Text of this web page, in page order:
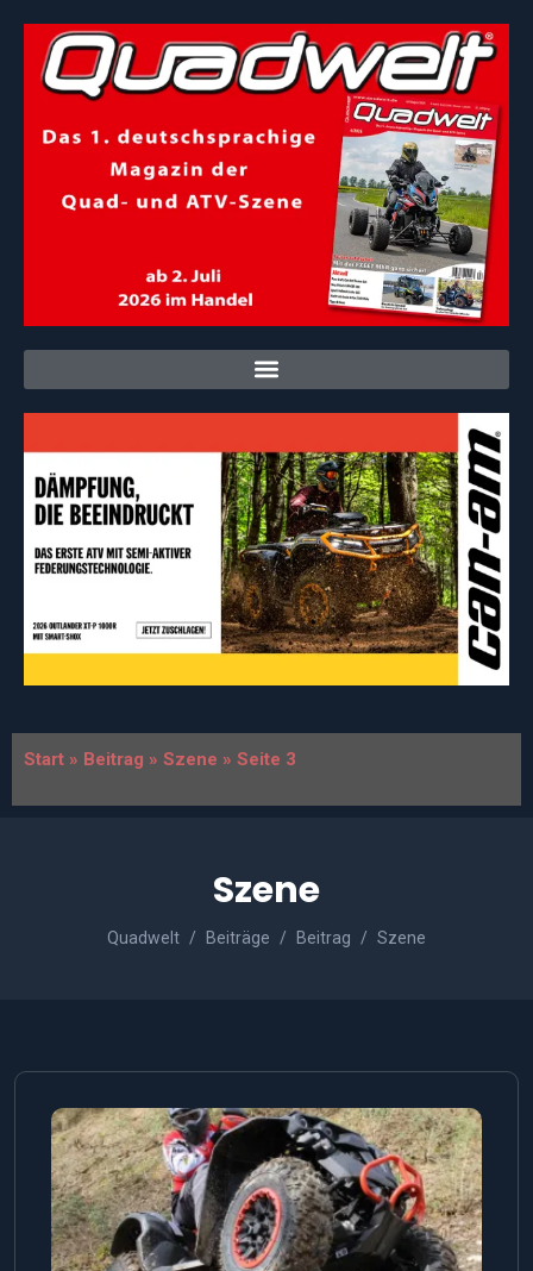
Start » Beitrag » Szene » Seite 3
Szene
Quadwelt Beiträge Beitrag Szene